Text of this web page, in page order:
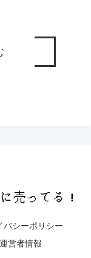
バシーポリシー
運営者情報